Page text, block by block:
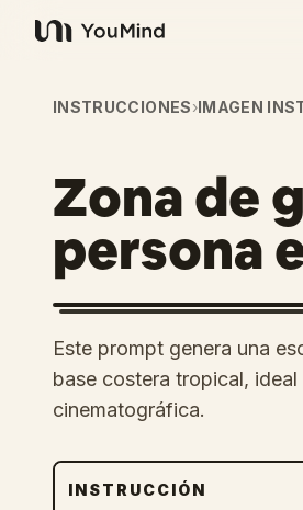
YouMind
INSTRUCCIONES›IMAGEN
Zona de
persona
Este prompt genera una
base costera tropical,
cinematográfica.
INSTRUCCIÓN